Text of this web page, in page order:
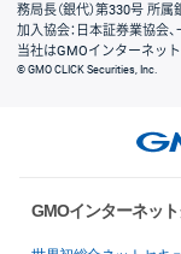
務局長（銀代）第330号 所
加入協会：日本証券業協会
当社はGMOインターネット
© GMO CLICK Securities, Inc.
GMOインターネッ